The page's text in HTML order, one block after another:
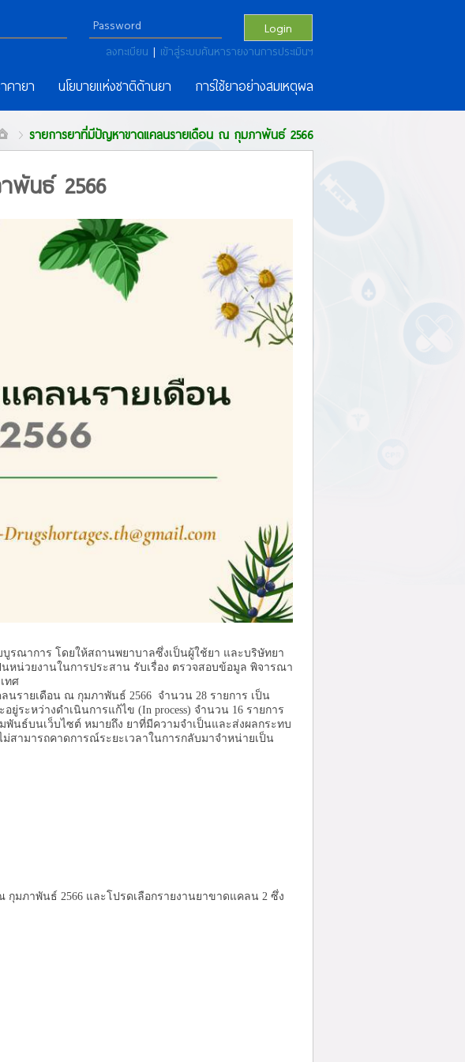
Login
ลงทะเบียน | เข้าสู่ระบบค้นหารายงานการประเมินฯ
คายา นโยบายแห่งชาติด้านยา การใช้ยาอย่างสมเหตุผล
รายการยาที่มีปัญหาขาดแคลนรายเดือน ณ กุมภาพันธ์ 2566
พันธ์ 2566
าการ โดยให้สถานพยาบาลซึ่งเป็นผู้ใช้ยา และบริษัทยา
หน่วยงานในการประสาน รับเรื่อง ตรวจสอบข้อมูล พิจารณา
นประเทศ
ายเดือน ณ กุมภาพันธ์ 2566 จำนวน 28 รายการ เป็น
ยู่ระหว่างดำเนินการแก้ไข (In process) จำนวน 16 รายการ
พันธ์บนเว็บไซต์ หมายถึง ยาที่มีความจำเป็นและส่งผลกระทบ
สามารถคาดการณ์ระยะเวลาในการกลับมาจำหน่ายเป็น
ภาพันธ์ 2566 และโปรดเลือกรายงานยาขาดแคลน 2 ซึ่ง